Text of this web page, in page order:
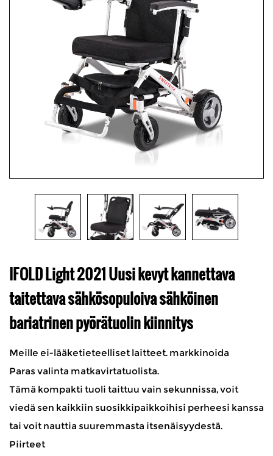
IFOLD Light 2021 Uusi kevyt kannettava
taitettava sähkösopuloiva sähköinen
bariatrinen pyörätuolin kiinnitys
Meille ei-lääketieteelliset laitteet. markkinoida
Paras valinta matkavirtatuolista.
Tämä kompakti tuoli taittuu vain sekunnissa, voit
viedä sen kaikkiin suosikkipaikkoihisi perheesi kanssa
tai voit nauttia suuremmasta itsenäisyydestä.
Piirteet